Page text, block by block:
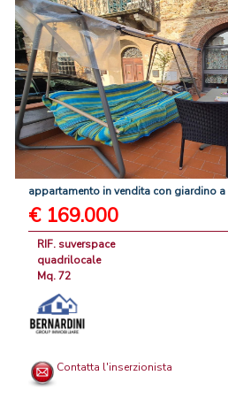
appartamento invendita con giardino a
€ 169.000
RIF. suverspace
quadrilocale
Mq. 72
Contatta l'inserzionista